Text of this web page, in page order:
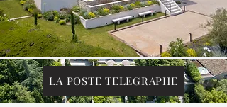
LA POSTE TELEGRAPHE